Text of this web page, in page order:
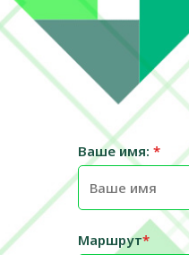
Ваше имя: *
Маршрут*